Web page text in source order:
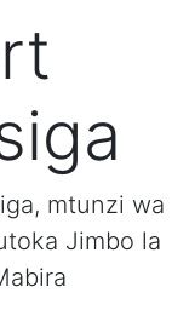
mtunzi wa
Jimbo la